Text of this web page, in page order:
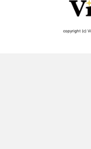
copyright (c)